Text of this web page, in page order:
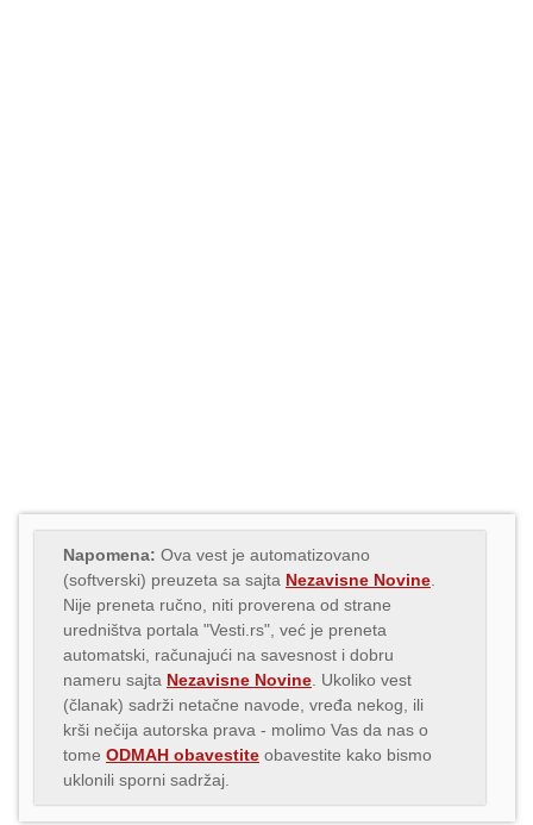
Napomena: Ova vest je automatizovano
(softverski) preuzeta sa sajta Nezavisne Novine
Nije preneta ručno, niti proverena od strane
uredništva portala "Vesti.rs", već je preneta
automatski, računajući na savesnost i dobru
nameru sajta Nezavisne Novine . Ukoliko vest
(članak) sadrži netačne navode, vređa nekog, ili
krši nečija autorska prava - molimo Vas da nas o
tome ODMAH obavestite obavestite kako bismo
uklonili sporni sadržaj.